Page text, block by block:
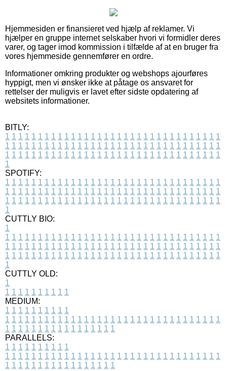
Hjemmesiden er finansieret ved hjælp af reklamer. Vi
hjælper en gruppe internet selskaber hvori vi formidler deres
varer, og tager imod kommission i tilfælde af at en bruger fra
vores hjemmeside gennemfører en ordre.
Informationer omkring produkter og webshops ajourføres
hyppigt, men vi ønsker ikke at påtage os ansvaret for
rettelser der muligvis er lavet efter sidste opdatering af
websitets informationer.
BITLY:
1 1 1 1 1 1 1 1 1 1 1 1 1 1 1 1 1 1 1 1 1 1 1 1 1 1 1 1 1 1 1 1 1
1 1 1 1 1 1 1 1 1 1 1 1 1 1 1 1 1 1 1 1 1 1 1 1 1 1 1 1 1 1 1 1 1
1 1 1 1 1 1 1 1 1 1 1 1 1 1 1 1 1 1 1 1 1 1 1 1 1 1 1 1 1 1 1 1 1
1
SPOTIFY:
1 1 1 1 1 1 1 1 1 1 1 1 1 1 1 1 1 1 1 1 1 1 1 1 1 1 1 1 1 1 1 1 1
1 1 1 1 1 1 1 1 1 1 1 1 1 1 1 1 1 1 1 1 1 1 1 1 1 1 1 1 1 1 1 1 1
1 1 1 1 1 1 1 1 1 1 1 1 1 1 1 1 1 1 1 1 1 1 1 1 1 1 1 1 1 1 1 1 1
1
CUTTLY BIO:
1
1 1 1 1 1 1 1 1 1 1 1 1 1 1 1 1 1 1 1 1 1 1 1 1 1 1 1 1 1 1 1 1 1
1 1 1 1 1 1 1 1 1 1 1 1 1 1 1 1 1 1 1 1 1 1 1 1 1 1 1 1 1 1 1 1 1
1 1 1 1 1 1 1 1 1 1 1 1 1 1 1 1 1 1 1 1 1 1 1 1 1 1 1 1 1 1 1 1 1
1
CUTTLY OLD:
1
1 1 1 1 1 1 1 1 1 1
MEDIUM:
1 1 1 1 1 1 1 1 1 1
1 1 1 1 1 1 1 1 1 1 1 1 1 1 1 1 1 1 1 1 1 1 1 1 1 1 1 1 1 1 1 1 1
1 1 1 1 1 1 1 1 1 1 1 1 1 1 1 1 1
PARALLELS:
1 1 1 1 1 1 1 1 1 1
1 1 1 1 1 1 1 1 1 1 1 1 1 1 1 1 1 1 1 1 1 1 1 1 1 1 1 1 1 1 1 1 1
1 1 1 1 1 1 1 1 1 1 1 1 1 1 1 1 1